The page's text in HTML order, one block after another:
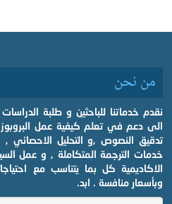
من نحن
نقدم خدماتنا للباحثين و طلبة
الى دعم في تعلم كيفية عمل
تدقيق النصوص ,و التحليل الاحصائي ,
خدمات الترجمة المتكاملة , و عمل
الاكاديمية كل بما يتناسب مع
وبأسعار منافسة . ابد.